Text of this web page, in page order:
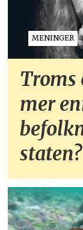
MENINGER
Troms
mer
staten?